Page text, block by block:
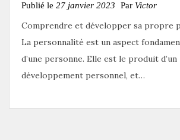
Publié le 27 janvier 2023 Par Victor
Comprendre et développer sa propre
La personnalité est un aspect
d’une personne. Elle est le produit d’un
développement personnel, et…